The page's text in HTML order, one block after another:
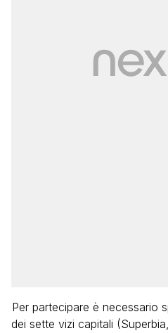
Per partecipare è necessario
dei sette vizi capitali